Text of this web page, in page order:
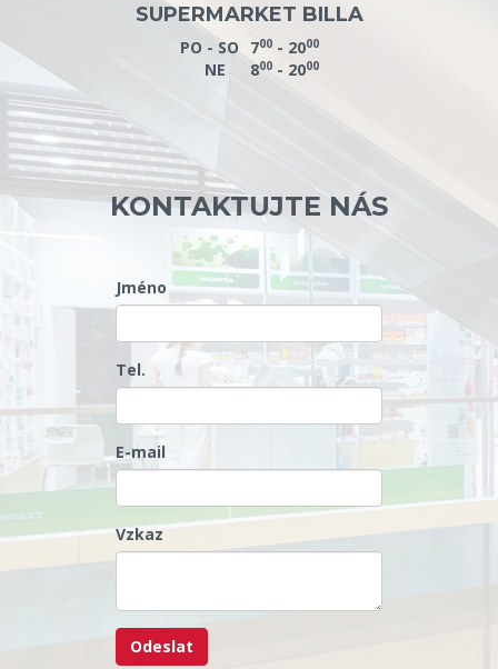
SUPERMARKET BILLA
PO - SO 700- 2000
NE 800- 2000
KONTAKTUJTE NÁS
Jméno
Tel.
E-mail
Vzkaz